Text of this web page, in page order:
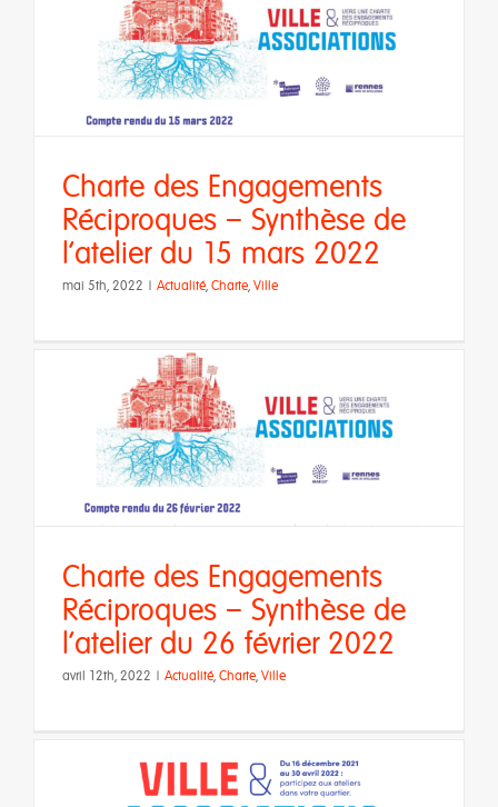
Charte des Engagements
Réciproques – Synthèse de
l’atelier du 15 mars 2022
mai 5th, 2022 | Actualité, Charte, Ville
Charte des Engagements
Réciproques – Synthèse de
l’atelier du 26 février 2022
avril 12th, 2022 | Actualité, Charte, Ville